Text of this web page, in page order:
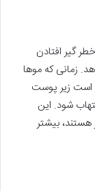
گیر افتادن
زمانی که موها
زیر پوست
شود. این
بیشتر